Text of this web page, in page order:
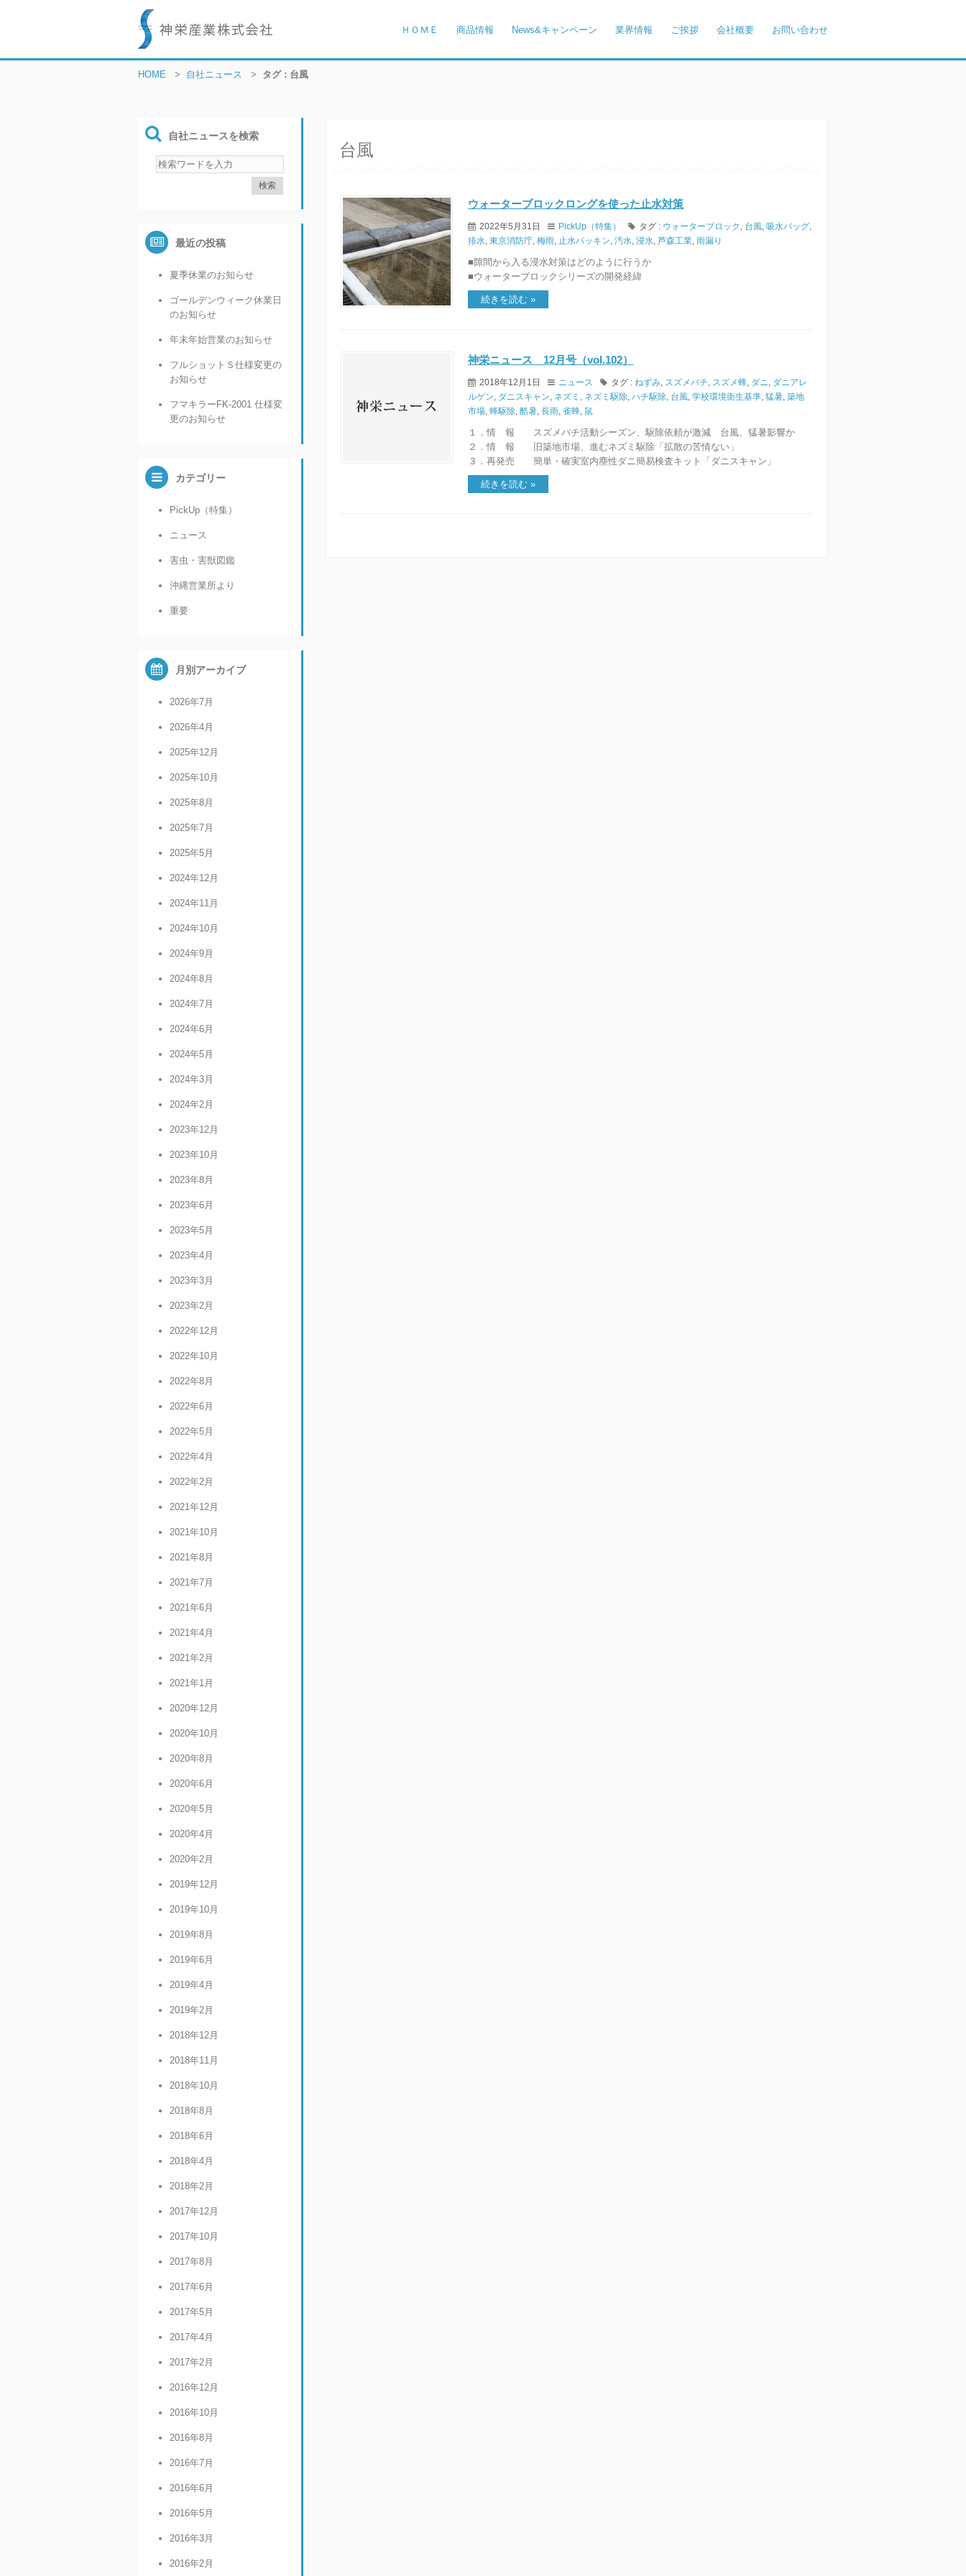
ＨＯＭＥ 商品情報 News&キャンペーン 業界情報 ご挨拶 会社概要 お問い合わせ
HOME > 自社ニュース > タグ : 台風
台風
ウォーターブロックロングを使った止水対策
2022年5月31日 PickUp（特集） タグ : ウォーターブロック 台風 吸水バッグ
排水 ,東京消防庁 ,梅雨 止水パッキン ,汚水 ,浸水 ,芦森工業 ,雨漏り
■隙間から入る浸水対策はどのように行うか
■ウォーターブロックシリーズの開発経緯
続きを読む »
神栄ニュース 12月号（vol.102）
2018年12月1日 ニュース タグ :ねずみ スズメバチ スズメ蜂 ダニ
ダニアレ
ルゲン
ダニスキャン ネズミ ネズミ駆除 ,ハチ駆除 台風 ,学校環境衛生基準 ,猛暑 ,築地
市場 ,蜂駆除 ,酷暑 ,長雨 ,雀蜂 鼠
１．情 報 スズメバチ活動シーズン、駆除依頼が激減 台風、猛暑影響か
２．情 報 旧築地市場、進むネズミ駆除「拡散の苦情ない」
３．再発売 簡単・確実室内塵性ダニ簡易検査キット「ダニスキャン」
続きを読む »
自社ニュースを検索
最近の投稿
夏季休業のお知らせ
ゴールデンウィーク休業日
のお知らせ
年末年始営業のお知らせ
フルショットＳ仕様変更の
お知らせ
フマキラーFK-2001 仕様変
更のお知らせ
カテゴリー
PickUp（特集）
ニュース
害虫・害獣図鑑
沖縄営業所より
重要
月別アーカイブ
2026年7月
2026年4月
2025年12月
2025年10月
2025年8月
2025年7月
2025年5月
2024年12月
2024年11月
2024年10月
2024年9月
2024年8月
2024年7月
2024年6月
2024年5月
2024年3月
2024年2月
2023年12月
2023年10月
2023年8月
2023年6月
2023年5月
2023年4月
2023年3月
2023年2月
2022年12月
2022年10月
2022年8月
2022年6月
2022年5月
2022年4月
2022年2月
2021年12月
2021年10月
2021年8月
2021年7月
2021年6月
2021年4月
2021年2月
2021年1月
2020年12月
2020年10月
2020年8月
2020年6月
2020年5月
2020年4月
2020年2月
2019年12月
2019年10月
2019年8月
2019年6月
2019年4月
2019年2月
2018年12月
2018年11月
2018年10月
2018年8月
2018年6月
2018年4月
2018年2月
2017年12月
2017年10月
2017年8月
2017年6月
2017年5月
2017年4月
2017年2月
2016年12月
2016年10月
2016年8月
2016年7月
2016年6月
2016年5月
2016年3月
2016年2月